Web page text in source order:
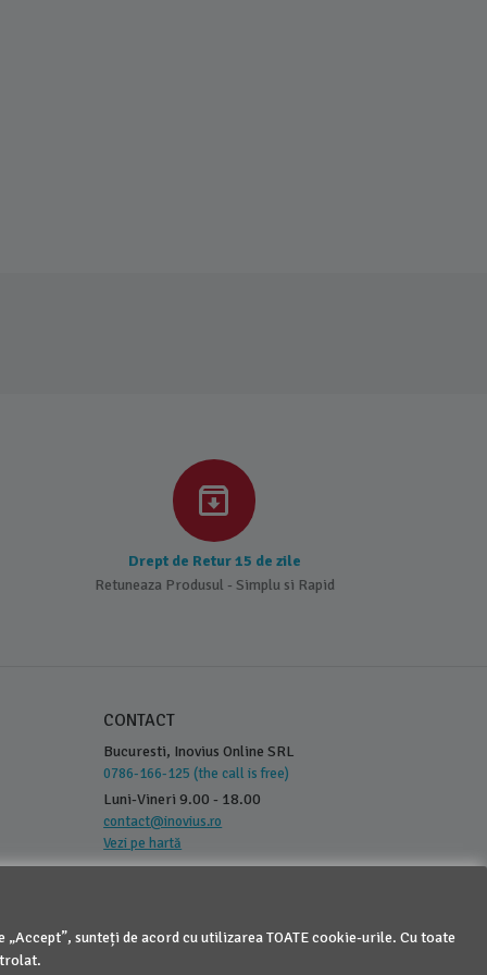
Drept de Retur 15 de zile
Retuneaza Produsul - Simplu si Rapid
CONTACT
Bucuresti, Inovius Online SRL
0786-166-125 (the call is free)
Luni-Vineri 9.00 - 18.00
contact@inovius.ro
Vezi pe hartă
sunteți de acord cu utilizarea TOATE cookie-urile. Cu toate